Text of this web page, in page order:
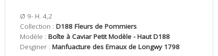
Ø 9- H. 4,2
Collection : D188 Fleurs de Pommiers
Modèle : Boîte à Caviar Petit Modèle - Haut D188
Desginer : Manfuacture des Emaux de Longwy 1798